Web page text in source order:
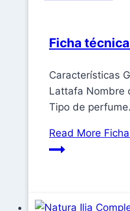
Ficha
Características
Lattafa Nombre
Tipo de
Read More